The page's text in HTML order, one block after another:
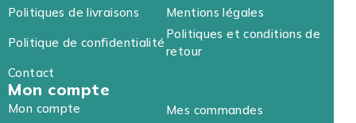
Politiques de livraisons
Mentions légales
Politique de confidentialité
Politiques et conditions de
retour
Contact
Mon compte
Mon compte
Mes commandes